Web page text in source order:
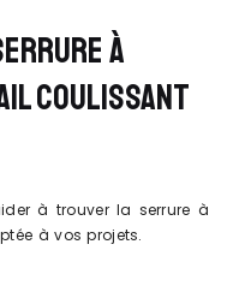
À
COULISSANT
à trouver la serrure à
à vos projets.